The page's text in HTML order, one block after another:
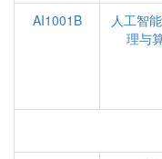
AI1001B
人工智
理与